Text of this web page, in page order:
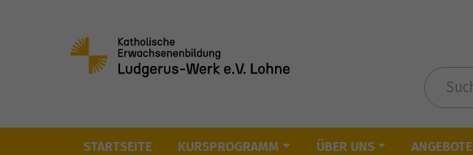
Skip to main content
STARTSEITE KURSPROGRAMM ÜBER UNS ANGEBOTE